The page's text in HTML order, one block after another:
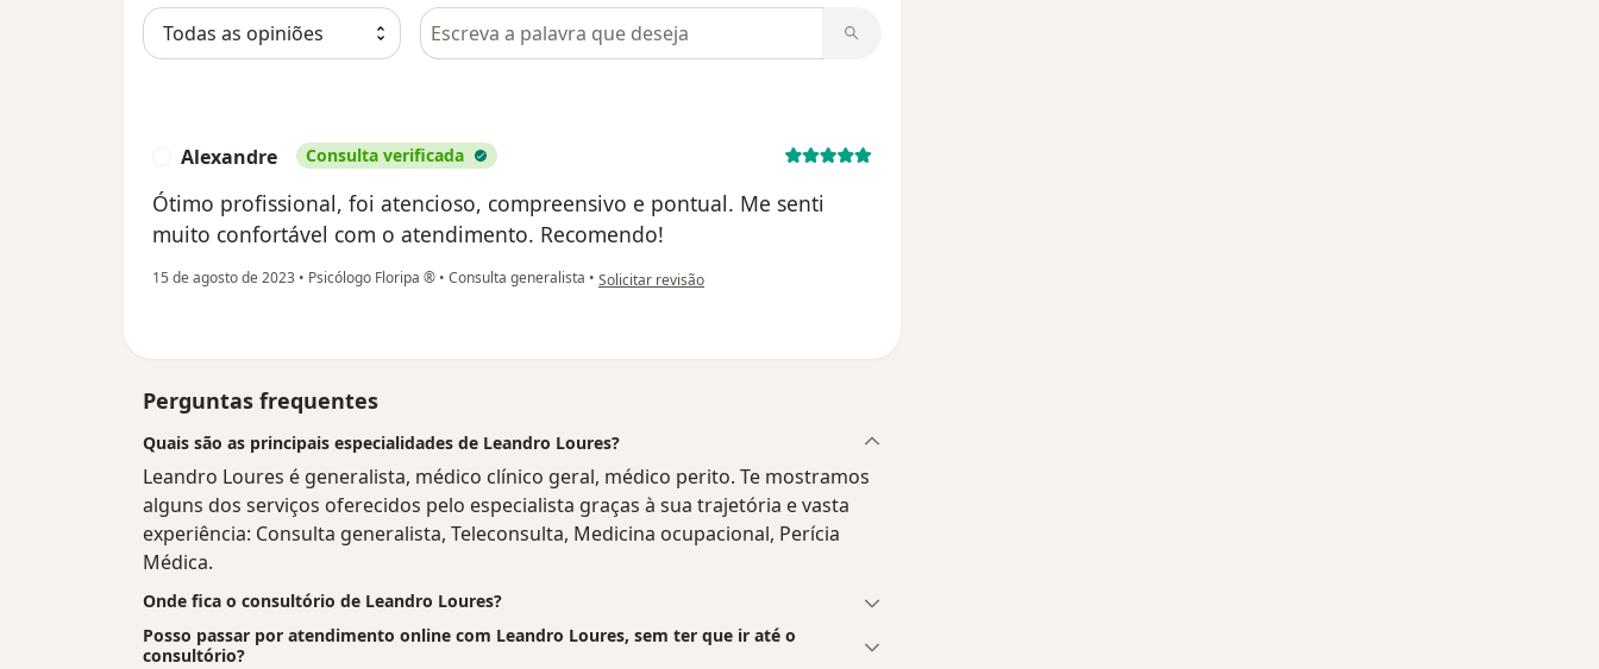
Pesquisar em opiniões
Alexandre Consulta verificada
Ótimo profissional, foi atencioso, compreensivo e pontual. Me senti
muito confortável com o atendimento. Recomendo!
15 de agosto de 2023 • Psicólogo Floripa ® • Consulta generalista • na opinião do utilizador Alexandre
Solicitar revisão
Perguntas frequentes
Quais são as principais especialidades de Leandro Loures?
Leandro Loures é generalista, médico clínico geral, médico perito. Te mostramos
alguns dos serviços oferecidos pelo especialista graças à sua trajetória e vasta
experiência: Consulta generalista, Teleconsulta, Medicina ocupacional, Perícia
Médica.
Onde fica o consultório de Leandro Loures?
Posso passar por atendimento online com Leandro Loures, sem ter que ir até o
consultório?